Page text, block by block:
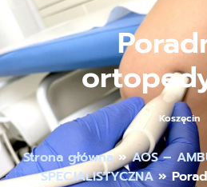
Koszęcin
Strona główna»AOS –
SPECJALISTYCZNA»